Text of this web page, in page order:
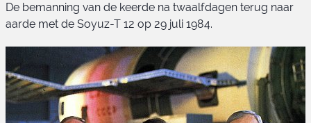
De bemanning van de keerde na twaalfdagen terug naar
aarde met de Soyuz-T 12 op 29 juli 1984.